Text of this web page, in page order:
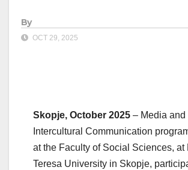
By
OCT 29, 2025
Skopje, October 2025 – Media and
Intercultural Communication
at the Faculty of Social Sciences, at
Teresa University in Skopje,